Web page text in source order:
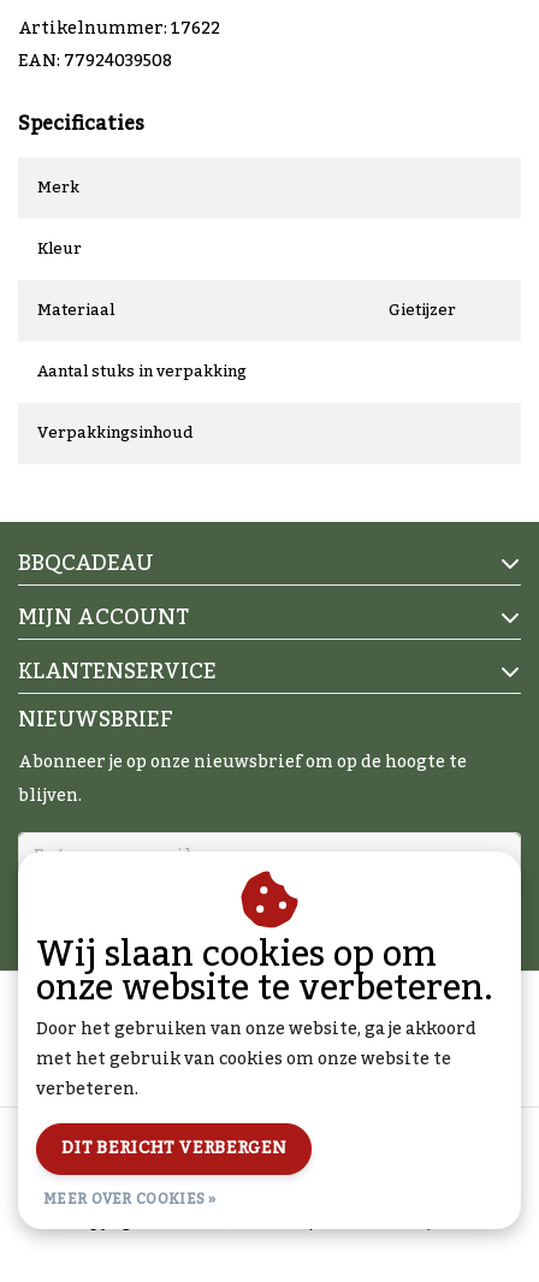
Artikelnummer: 17622
EAN: 77924039508
Specificaties
Merk
Kleur
Materiaal
Gietijzer
Aantal stuks in verpakking
Verpakkingsinhoud
BBQCADEAU
MIJN ACCOUNT
KLANTENSERVICE
NIEUWSBRIEF
Abonneer je op onze nieuwsbrief om op de hoogte te
blijven.
Algemene voorwaarden | Disclaimer
Sitemap | RSS Feed
© Copyright 2026 - BBQcadeau.nl | RealisatieInStijl Media
Wij slaan cookies op om
onze website te verbeteren.
Door het gebruiken van onze website, ga je akkoord
met het gebruik van cookies om onze website te
verbeteren.
DIT BERICHT VERBERGEN
MEER OVER COOKIES »